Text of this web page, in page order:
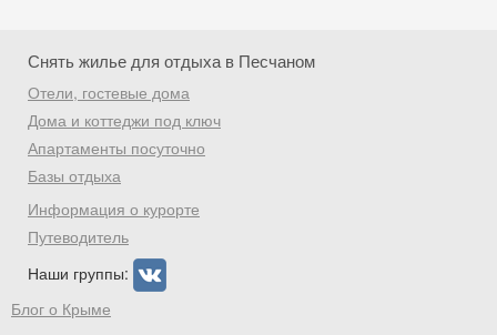
Снять жилье для отдыха в Песчаном
Отели, гостевые дома
Дома и коттеджи под ключ
Апартаменты посуточно
Базы отдыха
Информация о курорте
Путеводитель
Наши группы:
Блог о Крыме
Скидка −5%
Хочешь дешевле? Оставь почту и получи
промокод на первое бронирование!